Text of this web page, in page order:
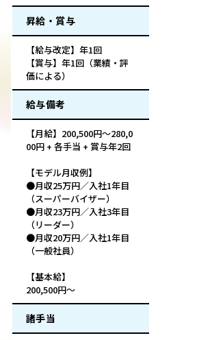
昇給・賞与
【給与改定】年1回
【賞与】年1回（業績・評
価による）
給与備考
【月給】200,500円～280,0
00円 + 各手当 + 賞与年2回
【モデル月収例】
●月収25万円／入社1年目
（スーパーバイザー）
●月収23万円／入社3年目
（リーダー）
●月収20万円／入社1年目
（一般社員）
【基本給】
200,500円～
諸手当